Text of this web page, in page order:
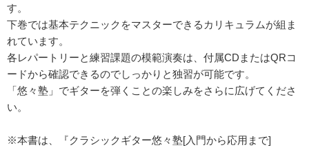
す。
下巻では基本テクニックをマスターできるカリキュラムが組ま
れています。
各レパートリーと練習課題の模範演奏は、付属CDまたはQRコ
ードから確認できるのでしっかりと独習が可能です。
「悠々塾」でギターを弾くことの楽しみをさらに広げてくださ
い。
※本書は、『クラシックギター悠々塾[入門から応用まで]